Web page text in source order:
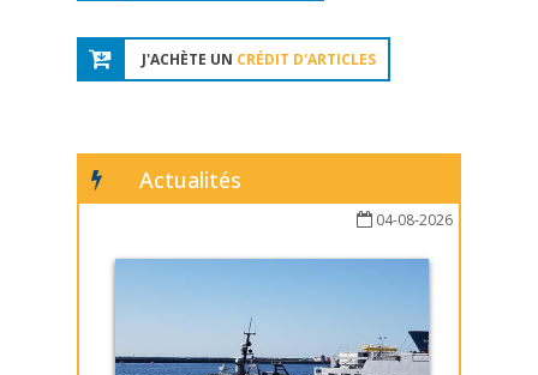
J'ACHÈTE UN CRÉDIT D'ARTICLES
Actualités
04-08-2026